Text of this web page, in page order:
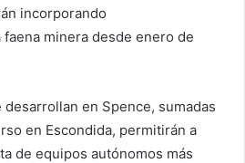
incorporando
minera desde enero de
en Spence, sumadas
en Escondida, permitirán a
de equipos autónomos más